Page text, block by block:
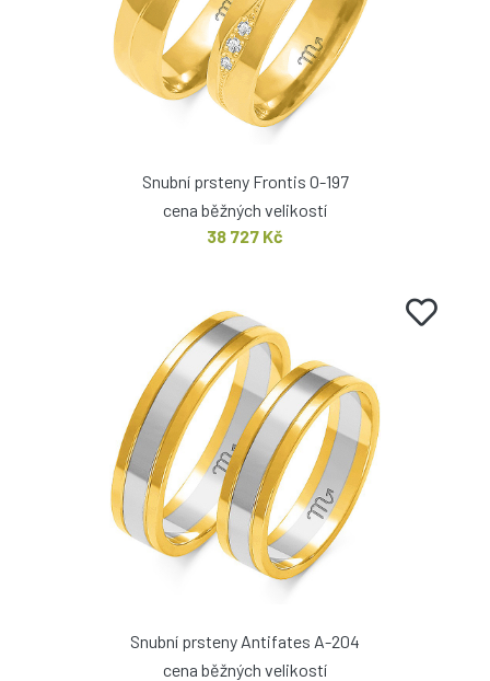
Snubní prsteny Frontis O-197
cena běžných velikostí
38 727 Kč
Snubní prsteny Antifates A-204
cena běžných velikostí